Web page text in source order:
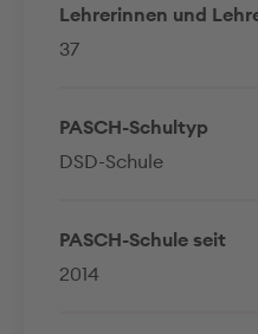
Lehrerinnen und
37
PASCH-Schultyp
DSD-Schule
PASCH-Schule seit
2014